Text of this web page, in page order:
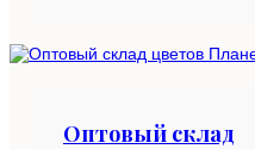
Оптовый склад